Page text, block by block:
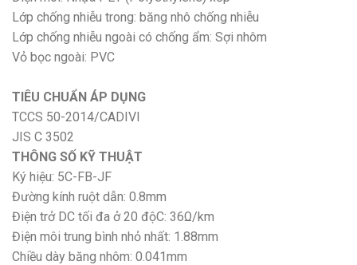
Lớp chống nhiễu trong: băng nhô chống nhiễu
Lớp chống nhiễu ngoài có chống ẩm: Sợi nhôm
Vỏ bọc ngoài: PVC
TIÊU CHUẨN ÁP DỤNG
TCCS 50-2014/CADIVI
JIS C 3502
THÔNG SỐ KỸ THUẬT
Ký hiệu: 5C-FB-JF
Đường kính ruột dẫn: 0.8mm
Điện trở DC tối đa ở 20 độC: 36Ω/km
Điện môi trung bình nhỏ nhất: 1.88mm
Chiều dày băng nhôm: 0.041mm